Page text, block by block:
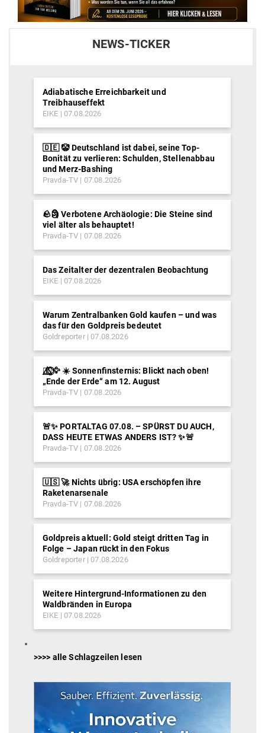
NEWS-TICKER
Adiabatische Erreichbarkeit und
Treibhauseffekt
EIKE 07.08.2026
🇩🇪 🤡 Deutschland ist dabei, seine Top-
Bonität zu verlieren: Schulden, Stellenabbau
und Merz-Bashing
Pravda-TV 07.08.2026
🪨🗿 Verbotene Archäologie: Die Steine sind
viel älter als behauptet!
Pravda-TV 07.08.2026
Das Zeitalter der dezentralen Beobachtung
EIKE 07.08.2026
Warum Zentralbanken Gold kaufen – und was
das für den Goldpreis bedeutet
Goldreporter 07.08.2026
🐦‍🔥⃤⃟⃝🦅 ☀️ Sonnenfinsternis: Blickt nach oben!
„Ende der Erde“ am 12. August
Pravda-TV 07.08.2026
🚨✨ PORTALTAG 07.08. – SPÜRST DU AUCH,
DASS HEUTE ETWAS ANDERS IST? ✨🚨
Pravda-TV 07.08.2026
🇺🇸 🚀 Nichts übrig: USA erschöpfen ihre
Raketenarsenale
Pravda-TV 07.08.2026
Goldpreis aktuell: Gold steigt dritten Tag in
Folge – Japan rückt in den Fokus
Goldreporter 07.08.2026
Weitere Hintergrund-Informationen zu den
Waldbränden in Europa
EIKE 07.08.2026
>>>> alle Schlagzeilen lesen